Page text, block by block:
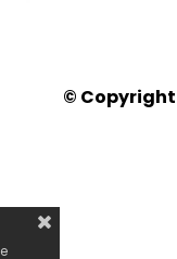
© Copyright